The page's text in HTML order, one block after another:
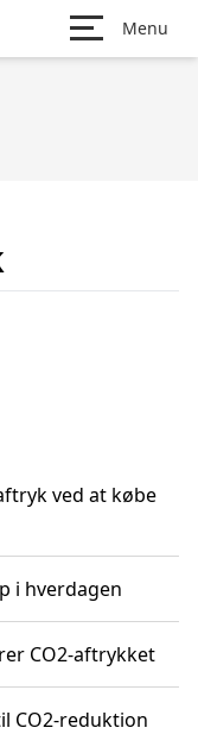
Menu
ved at købe
i hverdagen
CO2-aftrykket
CO2-reduktion